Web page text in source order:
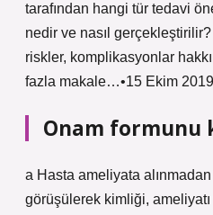
tarafından hangi tür tedavi
nedir ve nasıl
riskler, komplikasyonlar
fazla makale…•15 Ekim 2019
Onam formunu
a Hasta ameliyata
görüşülerek kimliği,